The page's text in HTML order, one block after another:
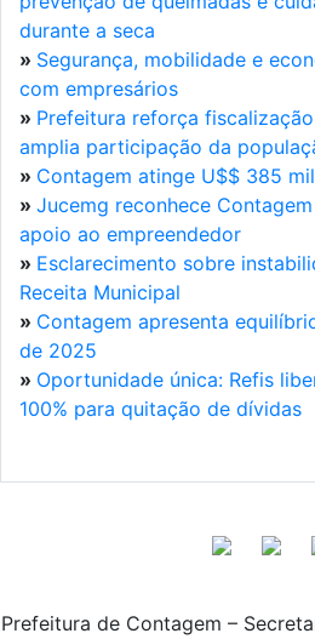
durante a seca
» Segurança, mobilidade e
com empresários
» Prefeitura reforça
amplia participação da
» Contagem atinge U$$ 385
» Jucemg reconhece
apoio ao empreendedor
» Esclarecimento sobre
Receita Municipal
» Contagem apresenta
de 2025
» Oportunidade única: Refis
100% para quitação de dívidas
Prefeitura de Contagem –